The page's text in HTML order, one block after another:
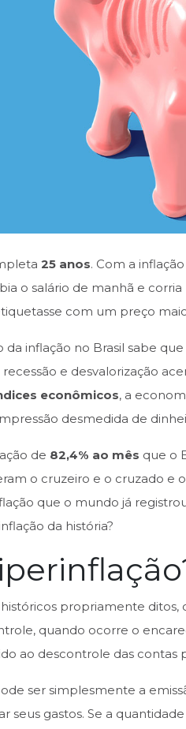
25 anos. Com a
o salário de manhã e
com um preço
inflação no Brasil sabe
recessão e desvalorização
econômicos, a
desmedida de
de 82,4% ao mês que o
o cruzeiro e o cruzado e
que o mundo já
da história?
propriamente ditos,
quando ocorre o
ao descontrole das contas
ser simplesmente a
seus gastos. Se a